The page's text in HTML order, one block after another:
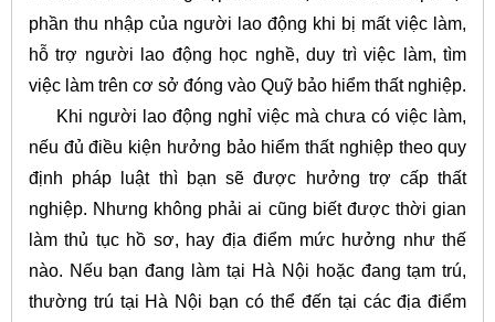
phần thu nhập của người lao động khi bị mất việc làm,
hỗ trợ người lao động học nghề, duy trì việc làm, tìm
việc làm trên cơ sở đóng vào Quỹ bảo hiểm thất nghiệp.
Khi người lao động nghỉ việc mà chưa có việc làm,
nếu đủ điều kiện hưởng bảo hiểm thất nghiệp theo quy
định pháp luật thì bạn sẽ được hưởng trợ cấp thất
nghiệp. Nhưng không phải ai cũng biết được thời gian
làm thủ tục hồ sơ, hay địa điểm mức hưởng như thế
nào. Nếu bạn đang làm tại Hà Nội hoặc đang tạm trú,
thường trú tại Hà Nội bạn có thể đến tại các địa điểm